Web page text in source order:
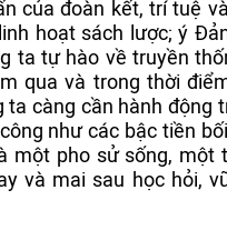
của đoàn kết, trí tuệ
hoạt sách lược; ý
ta tự hào về truyền
qua và trong thời
ta càng cần hành động
như các bậc tiền
một pho sử sống, một
và mai sau học hỏi,